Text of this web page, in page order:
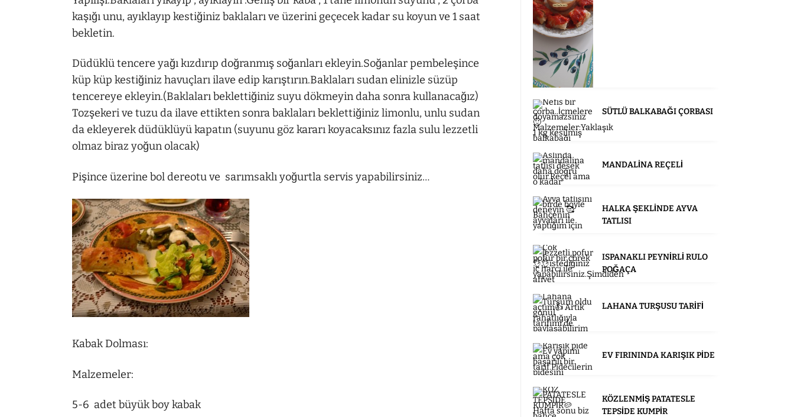
kaşığı unu, ayıklayıp kestiğiniz baklaları ve üzerini geçecek kadar su koyun ve 1 saat
bekletin.
Düdüklü tencere yağı kızdırıp doğranmış soğanları ekleyin.Soğanlar pembeleşince
küp küp kestiğiniz havuçları ilave edip karıştırın.Baklaları sudan elinizle süzüp
tencereye ekleyin.(Baklaları beklettiğiniz suyu dökmeyin daha sonra kullanacağız)
Tozşekeri ve tuzu da ilave ettikten sonra baklaları beklettiğiniz limonlu, unlu sudan
da ekleyerek düdüklüyü kapatın (suyunu göz kararı koyacaksınız fazla sulu lezzetli
olmaz biraz yoğun olacak)
Pişince üzerine bol dereotu ve sarımsaklı yoğurtla servis yapabilirsiniz…
Kabak Dolması:
Malzemeler:
5-6 adet büyük boy kabak
SÜTLÜ BALKABAĞI ÇORBASI
MANDALİNA REÇELİ
HALKA ŞEKLİNDE AYVA
TATLISI
ISPANAKLI PEYNİRLİ RULO
POĞAÇA
LAHANA TURŞUSU TARİFİ
EV FIRININDA KARIŞIK PİDE
KÖZLENMİŞ PATATESLE
TEPSİDE KUMPİR